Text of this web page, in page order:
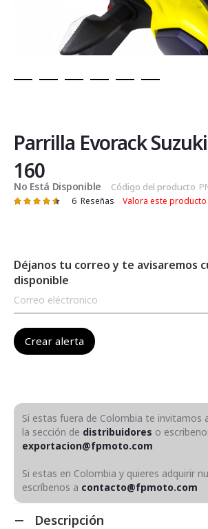
de
la
galería
de
imágenes
Parrilla Evorack
160
No Está Disponible Código del producto
Valoración: 6 Reseñas Valora este producto
Déjanos tu correo y te avisaremos
disponible
Si estas fuera de Colombia te invitamos
la sección de distribuidores o
exportacion@fpmoto.com
Si estas en Colombia y quieres adquirir
escríbenos a contacto@fpmoto.com
Descripción